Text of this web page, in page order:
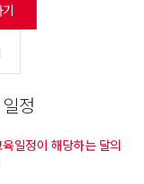
정
일정이 해당하는 달의